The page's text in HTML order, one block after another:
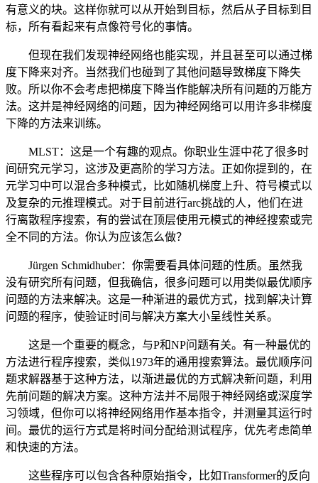
有意义的块。这样你就可以从开始到目标，然后从子目标到目
标，所有看起来有点像符号化的事情。
但现在我们发现神经网络也能实现，并且甚至可以通过梯
度下降来对齐。当然我们也碰到了其他问题导致梯度下降失
败。所以你不会考虑把梯度下降当作能解决所有问题的万能方
法。这并是神经网络的问题，因为神经网络可以用许多非梯度
下降的方法来训练。
MLST：这是一个有趣的观点。你职业生涯中花了很多时
间研究元学习，这涉及更高阶的学习方法。正如你提到的，在
元学习中可以混合多种模式，比如随机梯度上升、符号模式以
及复杂的元推理模式。对于目前进行arc挑战的人，他们在进
行离散程序搜索，有的尝试在顶层使用元模式的神经搜索或完
全不同的方法。你认为应该怎么做？
Jürgen Schmidhuber：你需要看具体问题的性质。虽然我
没有研究所有问题，但我确信，很多问题可以用类似最优顺序
问题的方法来解决。这是一种渐进的最优方式，找到解决计算
问题的程序，使验证时间与解决方案大小呈线性关系。
这是一个重要的概念，与P和NP问题有关。有一种最优的
方法进行程序搜索，类似1973年的通用搜索算法。最优顺序问
题求解器基于这种方法，以渐进最优的方式解决新问题，利用
先前问题的解决方案。这种方法并不局限于神经网络或深度学
习领域，但你可以将神经网络用作基本指令，并测量其运行时
间。最优的运行方式是将时间分配给测试程序，优先考虑简单
和快速的方法。
这些程序可以包含各种原始指令，比如Transformer的反向